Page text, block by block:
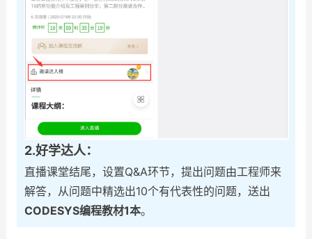
2.好学达人：
直播课堂结尾，设置Q&A环节，提出问题由工程师来
解答，从问题中精选出10个有代表性的问题，送出
CODESYS编程教材1本。